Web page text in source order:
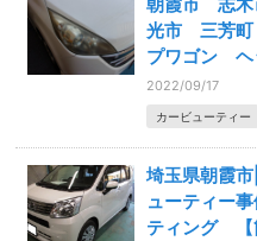
光市 三芳
プワゴン ヘ
2022/09/17
カービューティー
埼玉県朝霞
ューティー
ティング 【